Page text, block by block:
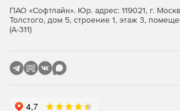
Использование Flex-компилятора
графиков и диаграмм во flash-файлы
Компонент генерации отчетности.
ПАО «Софтлайн». Юр. адрес: 119021, г.
Толстого, дом 5, строение 1, этаж 3,
(А-311)